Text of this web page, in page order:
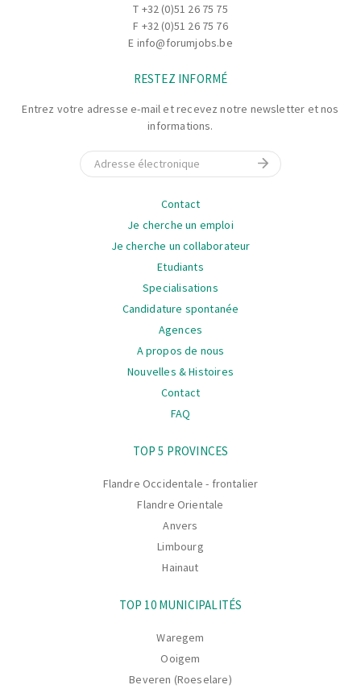
T +32 (0)51 26 75 75
F +32 (0)51 26 75 76
E info@forumjobs.be
RESTEZ INFORMÉ
Entrez votre adresse e-mail et recevez notre newsletter et nos
informations.
E-mail
Contact
Je cherche un emploi
Je cherche un collaborateur
Etudiants
Specialisations
Candidature spontanée
Agences
A propos de nous
Nouvelles & Histoires
Contact
FAQ
TOP 5 PROVINCES
Flandre Occidentale - frontalier
Flandre Orientale
Anvers
Limbourg
Hainaut
TOP 10 MUNICIPALITÉS
Waregem
Ooigem
Beveren (Roeselare)